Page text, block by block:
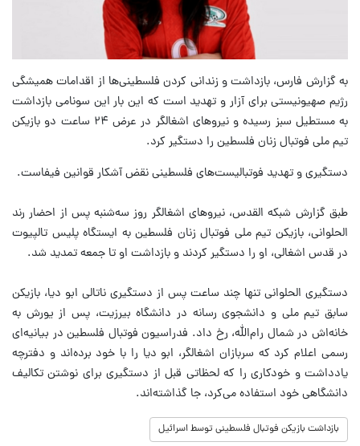
به گزارش فارس، بازداشت و زندانی کردن فلسطینی‌ها از اقدامات همیشگی
رژیم صهیونیستی برای آزار و تهدید است که این بار این سونامی بازداشت
به مستطیل سبز رسیده و نیروهای اشغالگر در عرض ۲۴ ساعت دو بازیکن
تیم ملی فوتبال زنان فلسطین را دستگیر کرد.
دستگیری و تهدید فوتبالیست‌های فلسطینی نقض آشکار قوانین فیفاست.
طبق گزارش شبکه القدس، نیروهای اشغالگر روز سه‌شنبه پس از احضار رند
الحلوانی، بازیکن تیم ملی فوتبال زنان فلسطین به ایستگاه پلیس تالپیوت
در قدس اشغالی، او را دستگیر کردند و بازداشت او تا جمعه تمدید شد.
دستگیری الحلوانی تنها چند ساعت پس از دستگیری ناتالی ابو دیا، بازیکن
سابق تیم ملی و دانشجوی رسانه در دانشگاه بیرزیت، پس از یورش به
خانه‌اش در شمال رام‌الله، رخ داد. فدراسیون فوتبال فلسطین در بیانیه‌ای
رسمی اعلام کرد که سربازان اشغالگر، ابو دیا را با خود برده‌اند و دفترچه
یادداشت و خودکاری را که لحظاتی قبل از دستگیری برای نوشتن تکالیف
دانشگاهی خود استفاده می‌کرد، جا گذاشته‌اند.
بازداشت بازیکن فوتبال فلسطینی توسط اسرائیل